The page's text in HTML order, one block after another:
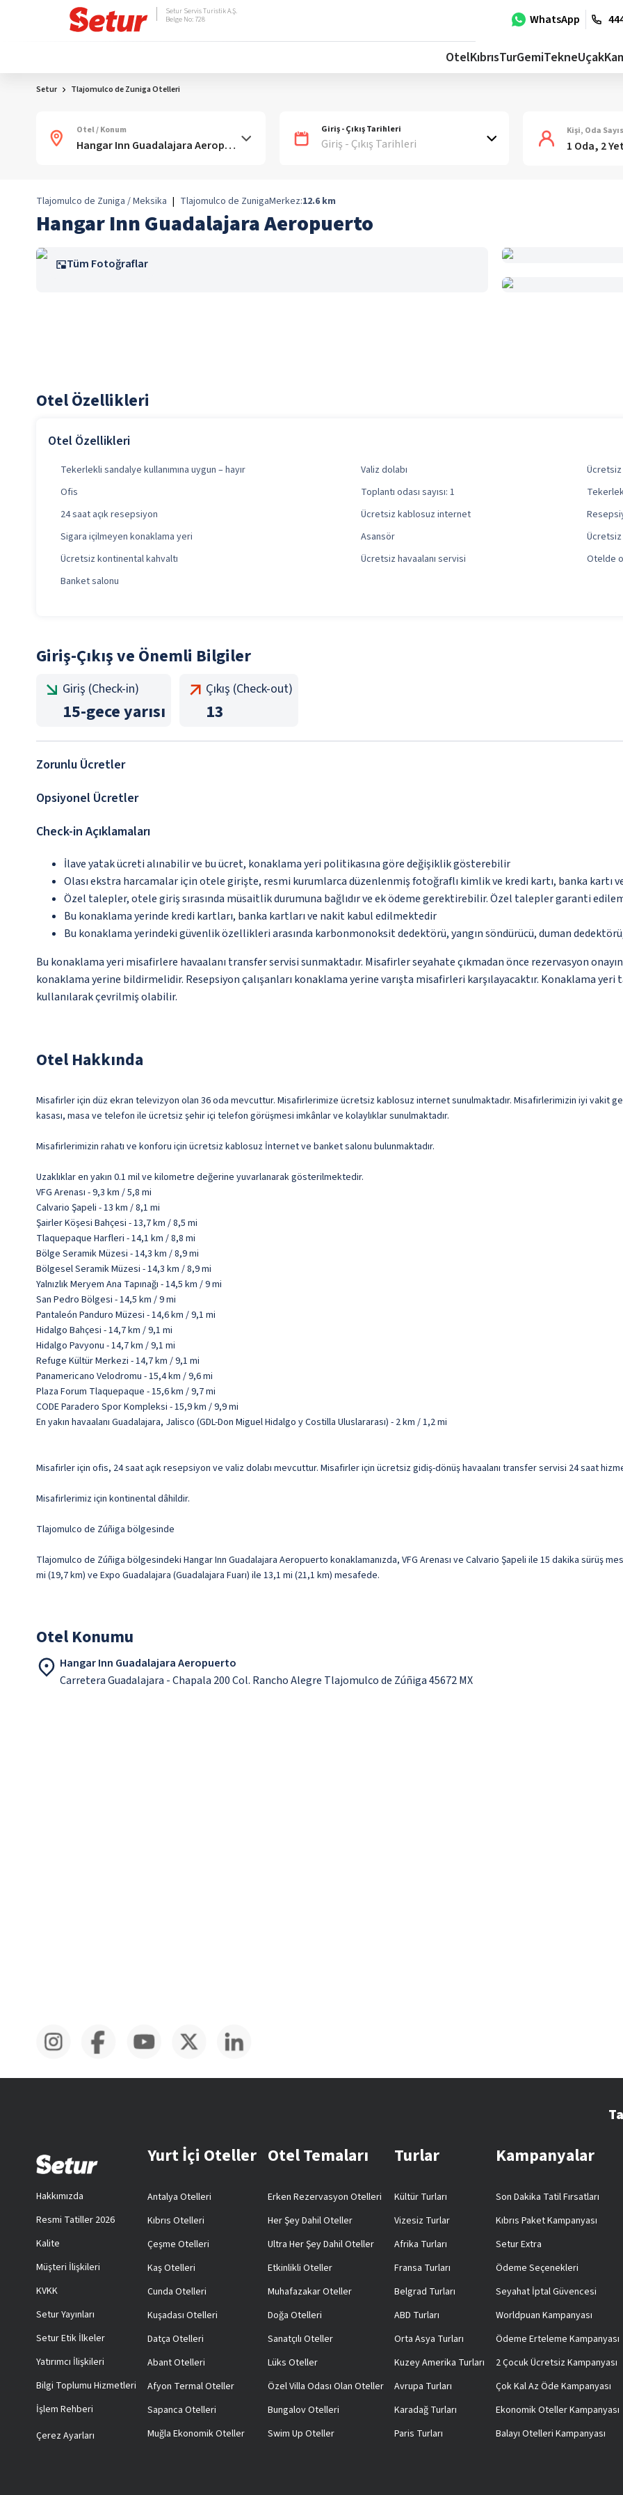
WhatsApp
Setur Servis Turistik A.Ş.
Belge No: 728
OtelKıbrısTurGemiTekneUçak
Setur Tlajomulco de Zuniga Otelleri
Otel / Konum Giriş - Çıkış Tarihleri
Giriş - Çıkış Tarihleri
Kişi, Oda
1 Oda, 2
Tlajomulco de Zuniga / Meksika | Tlajomulco de ZunigaMerkez:12.6 km
Hangar Inn Guadalajara Aeropuerto
Tüm Fotoğraflar
Otel Özellikleri
Otel Özellikleri
Tekerlekli sandalye kullanımına uygun – hayır Valiz dolabı
Ücretsiz
Ofis
Toplantı odası sayısı: 1
24 saat açık resepsiyon
Ücretsiz kablosuz internet
Sigara içilmeyen konaklama yeri
Asansör
Ücretsiz kontinental kahvaltı
Ücretsiz havaalanı servisi
Otelde
Banket salonu
Giriş-Çıkış ve Önemli Bilgiler
Giriş (Check-in)
15-gece yarısı
Çıkış (Check-out)
13
Zorunlu Ücretler
Opsiyonel Ücretler
Check-in Açıklamaları
İlave yatak ücreti alınabilir ve bu ücret, konaklama yeri politikasına göre değişiklik gösterebilir
Olası ekstra harcamalar için otele girişte, resmi kurumlarca düzenlenmiş fotoğraflı kimlik ve kredi kartı, banka kartı
Özel talepler, otele giriş sırasında müsaitlik durumuna bağlıdır ve ek ödeme gerektirebilir. Özel talepler garanti
Bu konaklama yerinde kredi kartları, banka kartları ve nakit kabul edilmektedir
Bu konaklama yerindeki güvenlik özellikleri arasında karbonmonoksit dedektörü, yangın söndürücü, duman
Bu konaklama yeri misafirlere havaalanı transfer servisi sunmaktadır. Misafirler seyahate çıkmadan önce rezervasyon
konaklama yerine bildirmelidir. Resepsiyon çalışanları konaklama yerine varışta misafirleri karşılayacaktır. Konaklama
kullanılarak çevrilmiş olabilir.
Otel Hakkında
Misafirler için düz ekran televizyon olan 36 oda mevcuttur. Misafirlerimize ücretsiz kablosuz internet sunulmaktadır. Misafirlerimizin iyi vakit
kasası, masa ve telefon ile ücretsiz şehir içi telefon görüşmesi imkânlar ve kolaylıklar sunulmaktadır.
Misafirlerimizin rahatı ve konforu için ücretsiz kablosuz İnternet ve banket salonu bulunmaktadır.
Uzaklıklar en yakın 0.1 mil ve kilometre değerine yuvarlanarak gösterilmektedir.
VFG Arenası - 9,3 km / 5,8 mi
Calvario Şapeli - 13 km / 8,1 mi
Şairler Köşesi Bahçesi - 13,7 km / 8,5 mi
Tlaquepaque Harfleri - 14,1 km / 8,8 mi
Bölge Seramik Müzesi - 14,3 km / 8,9 mi
Bölgesel Seramik Müzesi - 14,3 km / 8,9 mi
Yalnızlık Meryem Ana Tapınağı - 14,5 km / 9 mi
San Pedro Bölgesi - 14,5 km / 9 mi
Pantaleón Panduro Müzesi - 14,6 km / 9,1 mi
Hidalgo Bahçesi - 14,7 km / 9,1 mi
Hidalgo Pavyonu - 14,7 km / 9,1 mi
Refuge Kültür Merkezi - 14,7 km / 9,1 mi
Panamericano Velodromu - 15,4 km / 9,6 mi
Plaza Forum Tlaquepaque - 15,6 km / 9,7 mi
CODE Paradero Spor Kompleksi - 15,9 km / 9,9 mi
En yakın havaalanı Guadalajara, Jalisco (GDL-Don Miguel Hidalgo y Costilla Uluslararası) - 2 km / 1,2 mi
Misafirler için ofis, 24 saat açık resepsiyon ve valiz dolabı mevcuttur. Misafirler için ücretsiz gidiş-dönüş havaalanı transfer servisi 24 saat
Misafirlerimiz için kontinental dâhildir.
Tlajomulco de Zúñiga bölgesinde
Tlajomulco de Zúñiga bölgesindeki Hangar Inn Guadalajara Aeropuerto konaklamanızda, VFG Arenası ve Calvario Şapeli ile 15 dakika sürüş
mi (19,7 km) ve Expo Guadalajara (Guadalajara Fuarı) ile 13,1 mi (21,1 km) mesafede.
Otel Konumu
Hangar Inn Guadalajara Aeropuerto
Carretera Guadalajara - Chapala 200 Col. Rancho Alegre Tlajomulco de Zúñiga 45672 MX
Hakkımızda
Resmi Tatiller 2026
Kalite
Müşteri İlişkileri
KVKK
Setur Yayınları
Setur Etik İlkeler
Yatırımcı İlişkileri
Bilgi Toplumu Hizmetleri
İşlem Rehberi
Çerez Ayarları
Yurt İçi Oteller
Antalya Otelleri
Kıbrıs Otelleri
Çeşme Otelleri
Kaş Otelleri
Cunda Otelleri
Kuşadası Otelleri
Datça Otelleri
Abant Otelleri
Afyon Termal Oteller
Sapanca Otelleri
Muğla Ekonomik Oteller
Otel Temaları
Erken Rezervasyon Otelleri
Her Şey Dahil Oteller
Ultra Her Şey Dahil Oteller
Etkinlikli Oteller
Muhafazakar Oteller
Doğa Otelleri
Sanatçılı Oteller
Lüks Oteller
Özel Villa Odası Olan Oteller
Bungalov Otelleri
Swim Up Oteller
Turlar
Kültür Turları
Vizesiz Turlar
Afrika Turları
Fransa Turları
Belgrad Turları
ABD Turları
Orta Asya Turları
Kuzey Amerika Turları
Avrupa Turları
Karadağ Turları
Paris Turları
Kampanyalar
Son Dakika Tatil Fırsatları
Kıbrıs Paket Kampanyası
Setur Extra
Ödeme Seçenekleri
Seyahat İptal Güvencesi
Worldpuan Kampanyası
Ödeme Erteleme Kampanyası
2 Çocuk Ücretsiz Kampanyası
Çok Kal Az Öde Kampanyası
Ekonomik Oteller Kampanyası
Balayı Otelleri Kampanyası